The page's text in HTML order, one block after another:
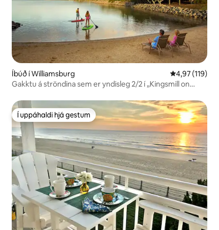
Íbúð í Williamsburg 4,97 af 5 í
4,97 (119)
Gakktu á ströndina sem er yndisleg 2/2 í „Kingsmill on
Í uppáhaldi hjá gestum
Í uppáhaldi hjá gestum